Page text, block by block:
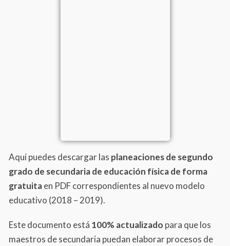
Aquí puedes descargar las planeaciones de segundo
grado de secundaria de educación físicade forma
gratuitaen PDF correspondientes al nuevo modelo
educativo (2018 – 2019).
Este documento está 100% actualizado para que los
maestros de secundaria puedan elaborar procesos de